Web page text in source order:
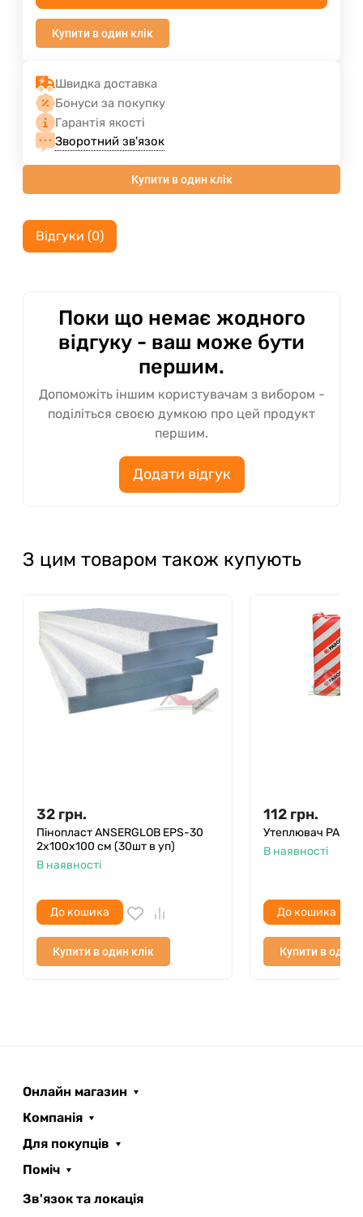
Купити в один клік
Швидка доставка
Бонуси за покупку
Гарантія якості
Зворотний зв'язок
Купити в один клік
Відгуки (0)
Поки що немає жодного
відгуку - ваш може бути
першим.
Допоможіть іншим користувачам з вибором -
поділіться своєю думкою про цей продукт
першим.
Додати відгук
З цим товаром також купують
32 грн.
Пінопласт ANSERGLOB EPS-30
2х100х100 см (30шт в уп)
В наявності
До кошика
Купити в один клік
112 грн.
Утеплювач
В наявності
До кошика
Купити в один
Онлайн магазин
Компанія
Для покупців
Поміч
Зв'язок та локація
AI помічник